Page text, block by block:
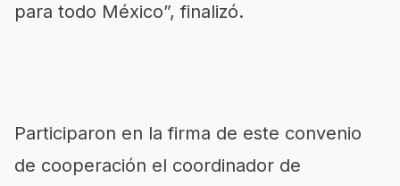
para todo México”, finalizó.
Participaron en la firma de este convenio
de cooperación el coordinador de